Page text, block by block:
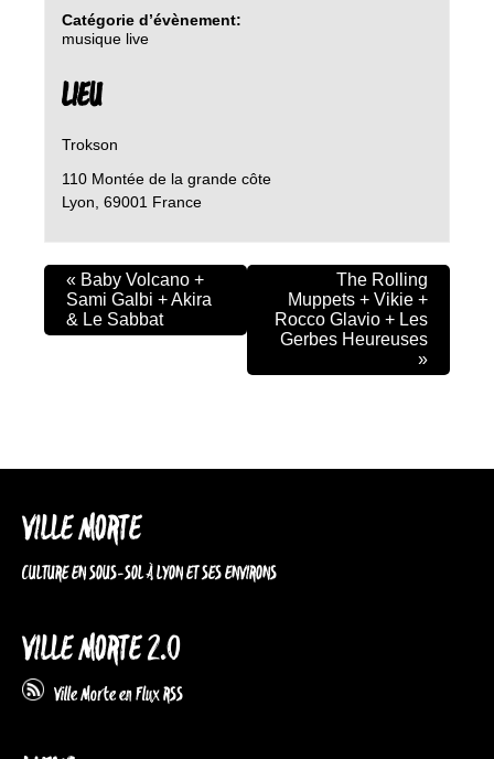
Catégorie d’évènement:
musique live
LIEU
Trokson
110 Montée de la grande côte
Lyon 69001 France
« Baby Volcano +
Sami Galbi + Akira
& Le Sabbat
The Rolling
Muppets + Vikie +
Rocco Glavio + Les
Gerbes Heureuses
»
VILLE MORTE
CULTURE EN SOUS-SOL À LYON ET SES ENVIRONS
VILLE MORTE 2.0
Ville Morte en Flux RSS